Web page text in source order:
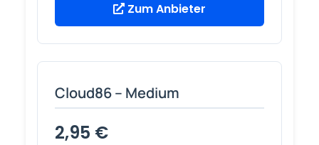
Zum Anbieter
Cloud86 – Medium
2,95 €